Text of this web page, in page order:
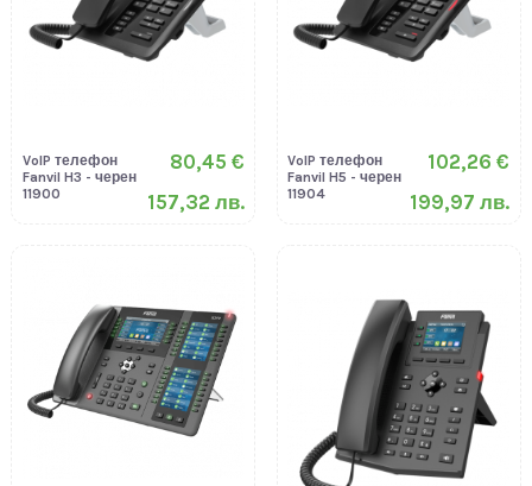
VoIP телефон
Fanvil H3 - черен
11900
80,45 €
157,32 лв.
VoIP телефон
Fanvil H5 - черен
11904
102,26 €
199,97 лв.